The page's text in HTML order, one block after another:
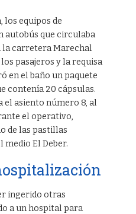
los equipos de
autobús que circulaba
carretera Marechal
pasajeros y la requisa
en el baño un paquete
contenía 20 cápsulas.
el asiento número 8, al
el operativo,
de las pastillas
medio El Deber.
ingerido otras
a un hospital para